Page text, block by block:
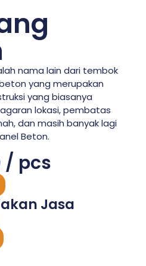
nama lain dari tembok
yang merupakan
yang biasanya
lokasi, pembatas
dan masih banyak lagi
Beton.
/ pcs
Jasa